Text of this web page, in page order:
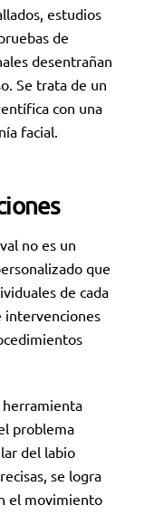
estudios
de
desentrañan
Se trata de un
con una
facial.
no es un
que
de cada
intervenciones
herramienta
problema
del labio
se logra
el movimiento